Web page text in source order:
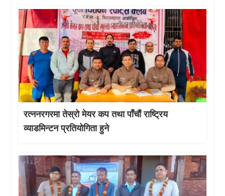
रत्ननरगरमा तेस्राे मेयर कप तथा पाँचौं राष्ट्रिय
व्याडमिन्टन प्रतियोगिता हुने